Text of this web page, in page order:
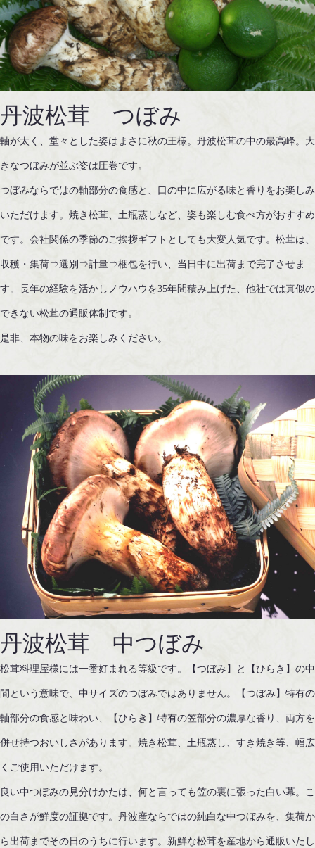
丹波松茸 つぼみ
軸が太く、堂々とした姿はまさに秋の王様。丹波松茸の中の最高峰。大
きなつぼみが並ぶ姿は圧巻です。
つぼみならではの軸部分の食感と、口の中に広がる味と香りをお楽しみ
いただけます。焼き松茸、土瓶蒸しなど、姿も楽しむ食べ方がおすすめ
です。会社関係の季節のご挨拶ギフトとしても大変人気です。松茸は、
収穫・集荷⇒選別⇒計量⇒梱包を行い、当日中に出荷まで完了させま
す。長年の経験を活かしノウハウを35年間積み上げた、他社では真似の
できない松茸の通販体制です。
​​​​是非、本物の味をお楽しみください。
丹波松茸 中つぼみ
松茸料理屋様には一番好まれる等級です。【つぼみ】と【ひらき】の中
間という意味で、中サイズのつぼみではありません。【つぼみ】特有の
軸部分の食感と味わい、【ひらき】特有の笠部分の濃厚な香り、両方を
併せ持つおいしさがあります。焼き松茸、土瓶蒸し、すき焼き等、幅広
くご使用いただけます。
良い中つぼみの見分けかたは、何と言っても笠の裏に張った白い幕。こ
の白さが鮮度の証拠です。丹波産ならではの純白な中つぼみを、集荷か
ら出荷までその日のうちに行います。新鮮な松茸を産地から通販いたし